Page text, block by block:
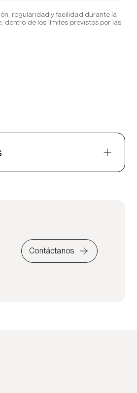
regularidad y facilidad durante la
de los límites previstos por las
Contáctanos